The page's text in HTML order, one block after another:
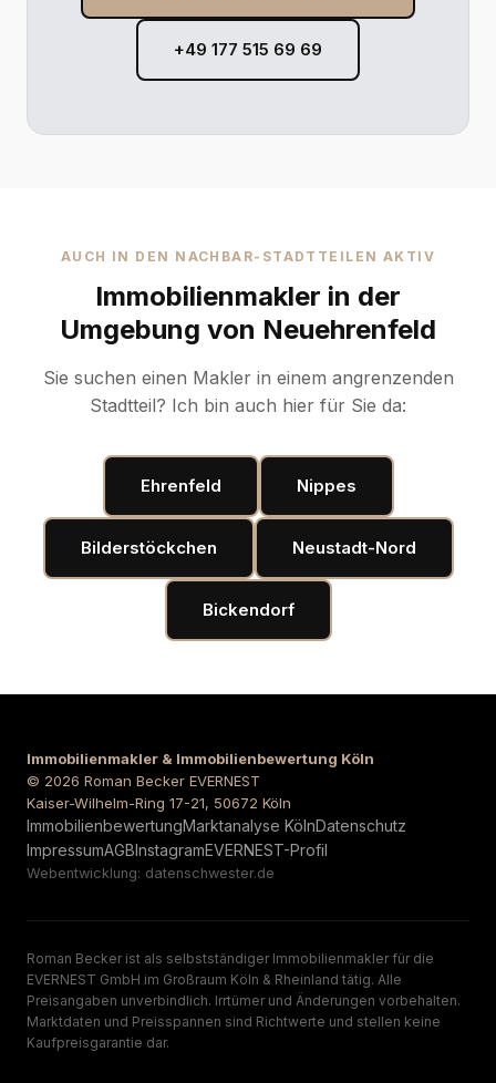
+49 177 515 69 69
AUCH IN DEN NACHBAR-STADTTEILEN AKTIV
Immobilienmakler in der
Umgebung von Neuehrenfeld
Sie suchen einen Makler in einem angrenzenden
Stadtteil? Ich bin auch hier für Sie da:
Ehrenfeld Nippes
Bilderstöckchen Neustadt-Nord
Bickendorf
Immobilienmakler & Immobilienbewertung Köln
© 2026 Roman Becker EVERNEST
Kaiser-Wilhelm-Ring 17-21, 50672 Köln
ImmobilienbewertungMarktanalyse KölnDatenschutz
ImpressumAGBInstagramEVERNEST-Profil
Webentwicklung: datenschwester.de
Roman Becker ist als selbstständiger Immobilienmakler für die
EVERNEST GmbH im Großraum Köln & Rheinland tätig. Alle
Preisangaben unverbindlich. Irrtümer und Änderungen vorbehalten.
Marktdaten und Preisspannen sind Richtwerte und stellen keine
Kaufpreisgarantie dar.